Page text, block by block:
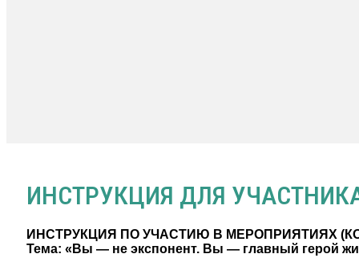
ИНСТРУКЦИЯ ДЛЯ
ИНСТРУКЦИЯ ПО УЧАСТИЮ В МЕРОПРИЯТИЯХ
Тема: «Вы — не экспонент. Вы — главный герой